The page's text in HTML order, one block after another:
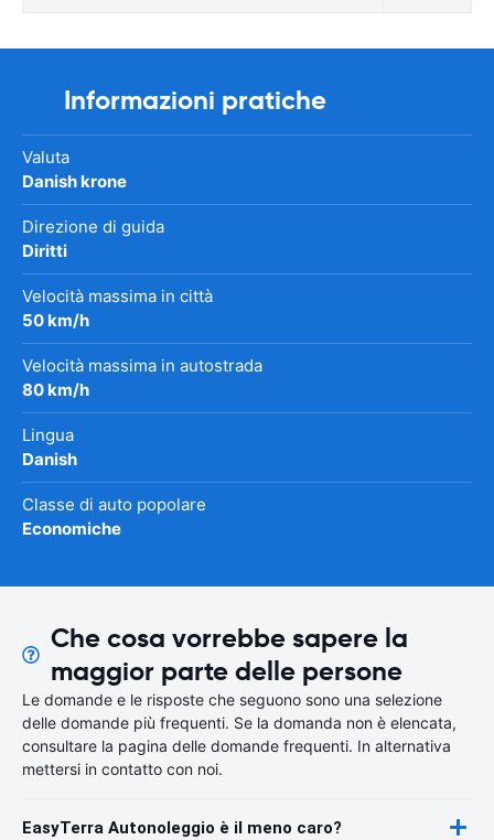
Informazioni pratiche
Valuta
Danish krone
Direzione di guida
Diritti
Velocità massima in città
50 km/h
Velocità massima in autostrada
80 km/h
Lingua
Danish
Classe di auto popolare
Economiche
Che cosa vorrebbe sapere la
maggior parte delle persone
Le domande e le risposte che seguono sono una selezione
delle domande più frequenti. Se la domanda non è elencata,
consultare la pagina delle domande frequenti. In alternativa
mettersi in contatto con noi.
EasyTerra Autonoleggio è il meno caro?